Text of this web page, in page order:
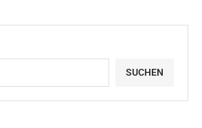
SUCHEN